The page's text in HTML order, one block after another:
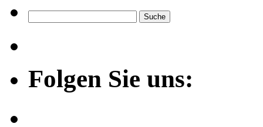
Folgen Sie uns: